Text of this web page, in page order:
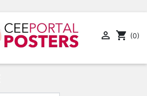
 shopping_cart (0)